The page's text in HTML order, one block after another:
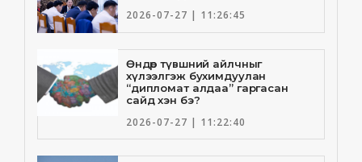
2026-07-27 | 11:26:45
Өндөр түвшний айлчныг
хүлээлгэж бухимдуулан
“дипломат алдаа” гаргасан
сайд хэн бэ?
2026-07-27 | 11:22:40